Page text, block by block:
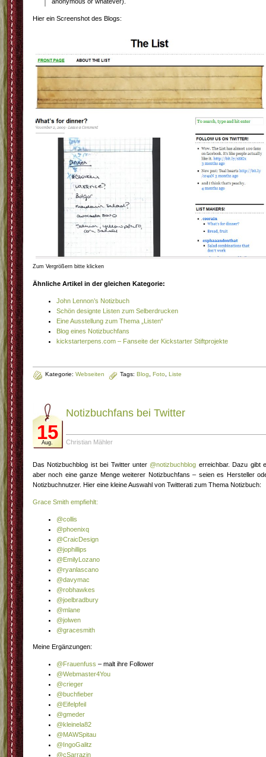
Hier ein Screenshot des Blogs:
Zum Vergrößern bitte klicken
Ähnliche Artikel in der gleichen Kategorie:
John Lennon’s Notizbuch
Schön designte Listen zum Selberdrucken
Eine Ausstellung zum Thema „Listen“
Blog eines Notizbuchfans
kickstarterpens.com – Fanseite der Kickstarter Stiftprojekte
Kategorie: Webseiten Tags: Blog Foto Liste
15
Aug.
Notizbuchfans bei Twitter
Christian Mähler
Das Notizbuchblog ist bei Twitter unter @notizbuchblog erreichbar. Dazu gibt
aber noch eine ganze Menge weiterer Notizbuchfans – seien es Hersteller
Notizbuchnutzer. Hier eine kleine Auswahl von Twitterati zum Thema Notizbuch:
Grace Smith empfiehlt:
@collis
@phoenixq
@CraicDesign
@jophillips
@EmilyLozano
@ryanlascano
@davymac
@robhawkes
@joelbradbury
@mlane
@jolwen
@gracesmith
Meine Ergänzungen:
@Frauenfuss – malt ihre Follower
@Webmaster4You
@crieger
@buchfieber
@Eifelpfeil
@gmeder
@kleinela82
@MAWSpitau
@IngoGalitz
@cSarrazin